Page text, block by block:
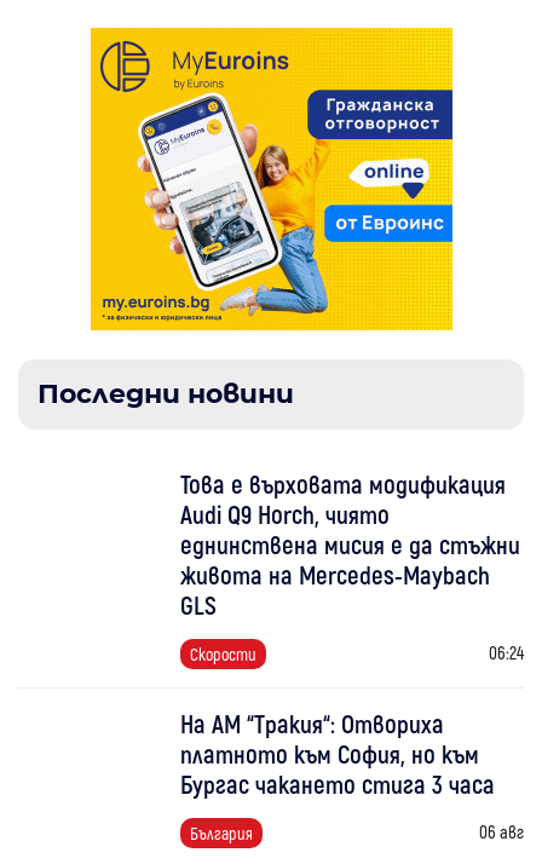
Последни новини
Това е върховата модификация
Audi Q9 Horch, чиято
еднинствена мисия е да стъжни
живота на Mercedes-Maybach
GLS
Скорости 06:24
На АМ “Тракия“: Отвориха
платното към София, но към
Бургас чакането стига 3 часа
България 06 авг